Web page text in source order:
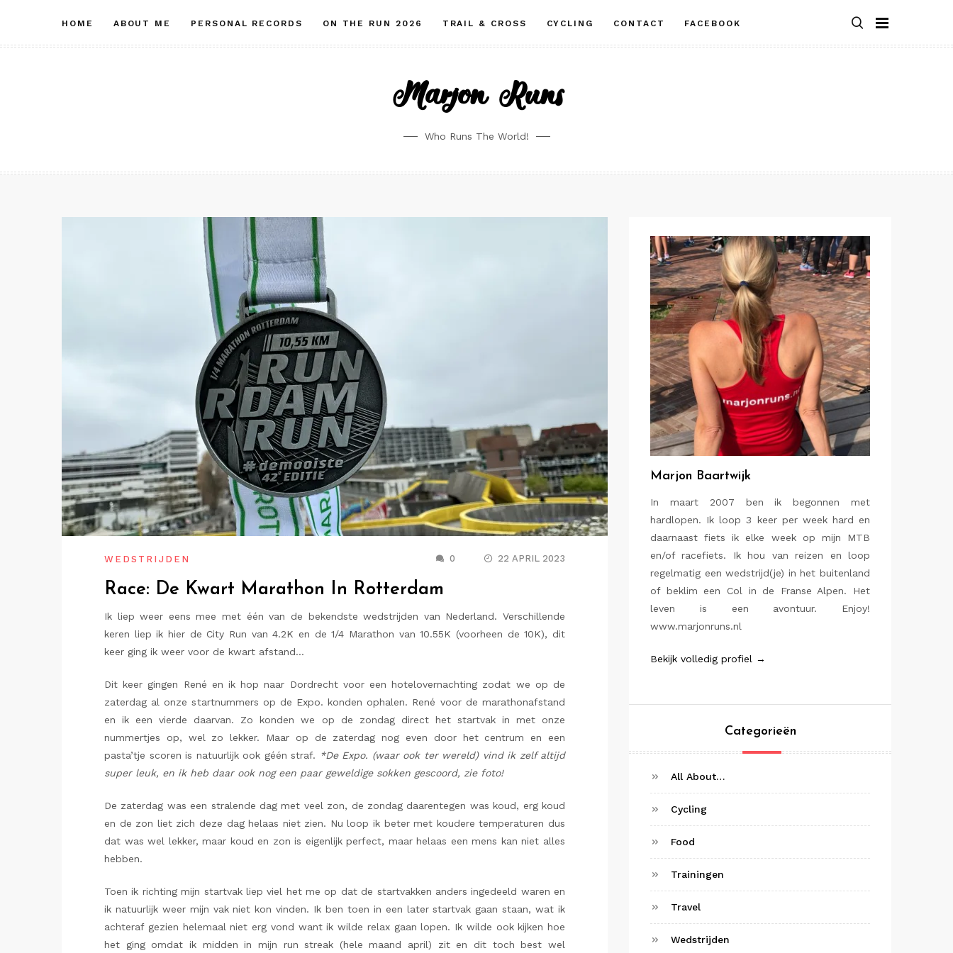
content
HOME ABOUT ME PERSONAL RECORDS ON THE RUN 2026 TRAIL & CROSS CYCLING CONTACT FACEBOOK
Marjon Runs
Who Runs The World!
WEDSTRIJDEN 0 22 APRIL 2023
Race: De Kwart Marathon In Rotterdam
Ik liep weer eens mee met één van de bekendste wedstrijden van Nederland. Verschillende
keren liep ik hier de City Run van 4.2K en de 1/4 Marathon van 10.55K (voorheen de 10K), dit
keer ging ik weer voor de kwart afstand…
Dit keer gingen René en ik hop naar Dordrecht voor een hotelovernachting zodat we op de
zaterdag al onze startnummers op de Expo. konden ophalen. René voor de marathonafstand
en ik een vierde daarvan. Zo konden we op de zondag direct het startvak in met onze
nummertjes op, wel zo lekker. Maar op de zaterdag nog even door het centrum en een
pasta’tje scoren is natuurlijk ook géén straf. *De Expo. (waar ook ter wereld) vind ik zelf altijd
super leuk, en ik heb daar ook nog een paar geweldige sokken gescoord, zie foto!
De zaterdag was een stralende dag met veel zon, de zondag daarentegen was koud, erg koud
en de zon liet zich deze dag helaas niet zien. Nu loop ik beter met koudere temperaturen dus
dat was wel lekker, maar koud en zon is eigenlijk perfect, maar helaas een mens kan niet alles
hebben.
Toen ik richting mijn startvak liep viel het me op dat de startvakken anders ingedeeld waren en
ik natuurlijk weer mijn vak niet kon vinden. Ik ben toen in een later startvak gaan staan, wat ik
achteraf gezien helemaal niet erg vond want ik wilde relax gaan lopen. Ik wilde ook kijken hoe
het ging omdat ik midden in mijn run streak (hele maand april) zit en dit toch best wel
Marjon Baartwijk
In maart 2007 ben ik begonnen met
hardlopen. Ik loop 3 keer per week hard en
daarnaast fiets ik elke week op mijn MTB
en/of racefiets. Ik hou van reizen en loop
regelmatig een wedstrijd(je) in het buitenland
of beklim een Col in de Franse Alpen. Het
leven is een avontuur. Enjoy!
www.marjonruns.nl
Bekijk volledig profiel →
Categorieën
All About…
Cycling
Food
Trainingen
Travel
Wedstrijden